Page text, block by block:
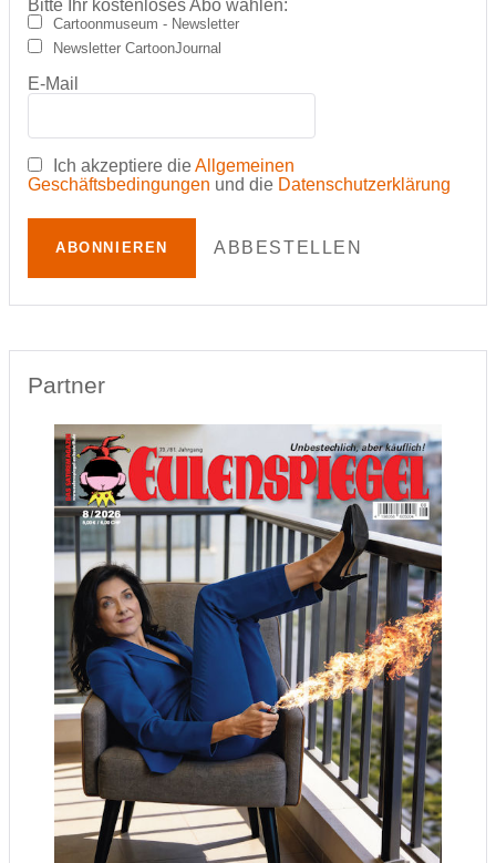
Bitte Ihr kostenloses Abo wählen:
Cartoonmuseum - Newsletter
Newsletter CartoonJournal
E-Mail
Ich akzeptiere dieAllgemeinen
Geschäftsbedingungen und die Datenschutzerklärung
ABONNIEREN ABBESTELLEN
Partner